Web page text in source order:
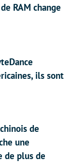
RAM change
ils sont
de
une
de plus de